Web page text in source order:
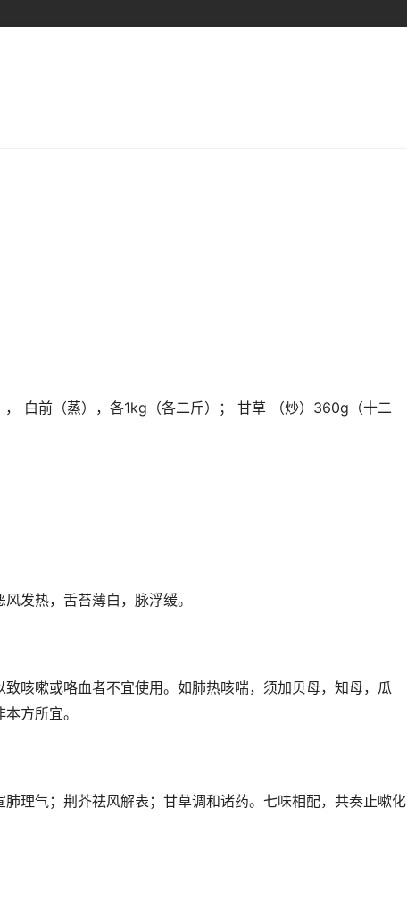
白前（蒸），各1kg（各二斤）； 甘草 （炒）360g（十二
风发热，舌苔薄白，脉浮缓。
咳嗽或咯血者不宜使用。如肺热咳喘，须加贝母，知母，瓜
方所宜。
理气；荆芥祛风解表；甘草调和诸药。七味相配，共奏止嗽化